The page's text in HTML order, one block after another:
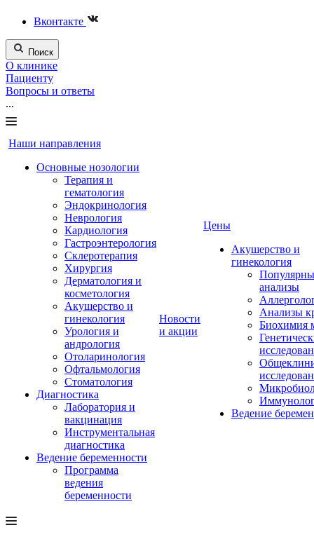
Вконтакте
Поиск
О клинике
Пациенту
Вопросы и ответы
...
Наши направления
Основные нозологии
Терапия и
гематология
Эндокринология
Неврология
Кардиология
Гастроэнтерология
Склеротерапия
Хирургия
Дерматология и
косметология
Акушерство и
гинекология
Урология и
андрология
Отоларинология
Офтальмология
Стоматология
Диагностика
Лаборатория и
вакцинация
Инструментальная
диагностика
Ведение беременности
Программа
ведения
беременности
Новости
и акции
Цены
Акушерство и
гинекология
анализы
Анализы
Биохимия
Ведение